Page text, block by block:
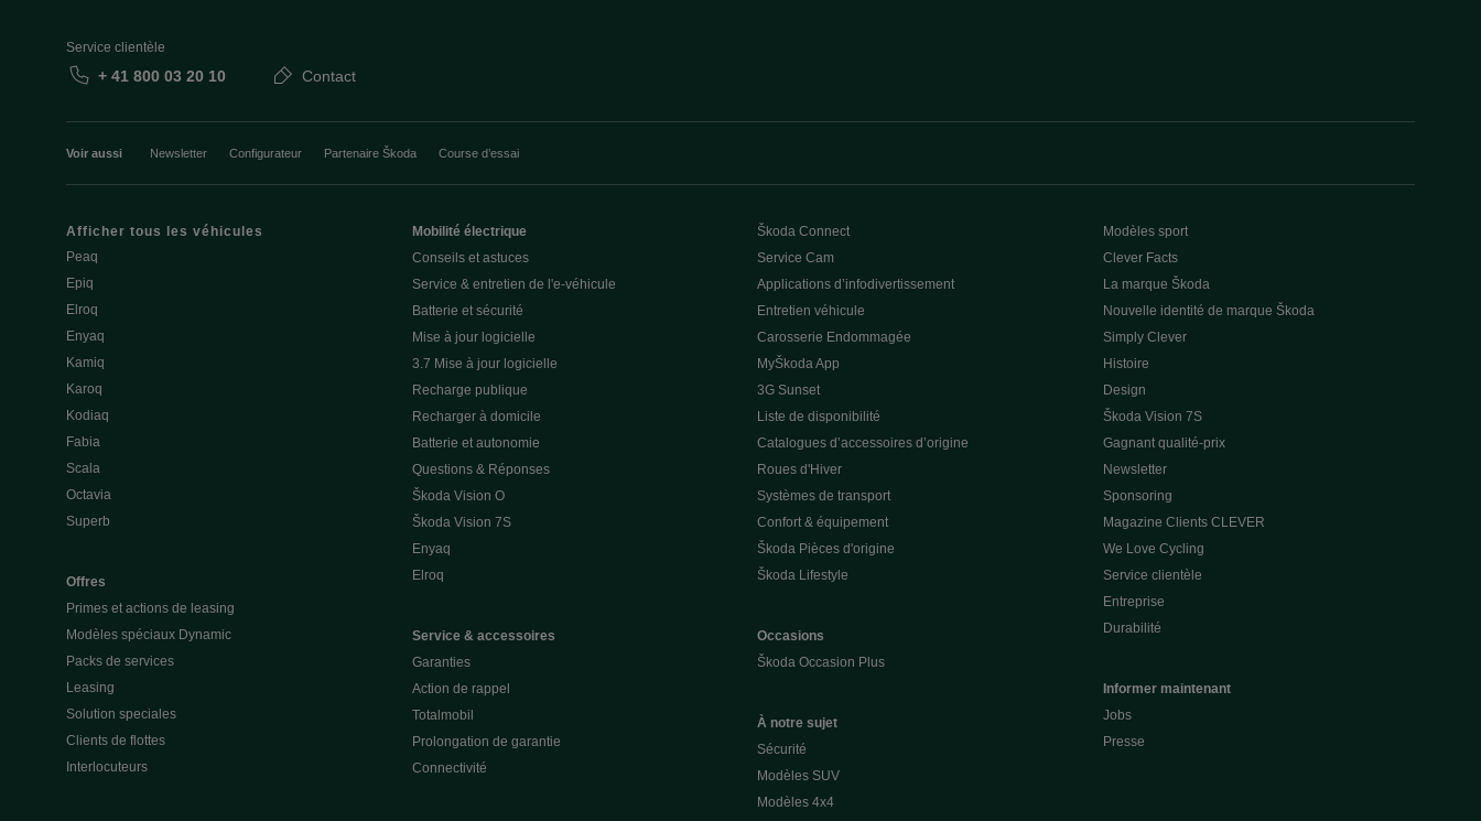
Service clientèle
+ 41 800 03 20 10 Contact
Voir aussi Newsletter Configurateur Partenaire Škoda Course d’essai
Afficher tous les véhicules
Peaq
Epiq
Elroq
Enyaq
Kamiq
Karoq
Kodiaq
Fabia
Scala
Octavia
Superb
Offres
Primes et actions de leasing
Modèles spéciaux Dynamic
Packs de services
Leasing
Solution speciales
Clients de flottes
Interlocuteurs
Mobilité électrique
Conseils et astuces
Service & entretien de l'e-véhicule
Batterie et sécurité
Mise à jour logicielle
3.7 Mise à jour logicielle
Recharge publique
Recharger à domicile
Batterie et autonomie
Questions & Réponses
Škoda Vision O
Škoda Vision 7S
Enyaq
Elroq
Service & accessoires
Garanties
Action de rappel
Totalmobil
Prolongation de garantie
Connectivité
Škoda Connect
Service Cam
Applications d’infodivertissement
Entretien véhicule
Carosserie Endommagée
MyŠkoda App
3G Sunset
Liste de disponibilité
Catalogues d’accessoires d’origine
Roues d'Hiver
Systèmes de transport
Confort & équipement
Škoda Pièces d'origine
Škoda Lifestyle
Occasions
Škoda Occasion Plus
À notre sujet
Sécurité
Modèles SUV
Modèles 4x4
Modèles sport
Clever Facts
La marque Škoda
Nouvelle identité de marque Škoda
Simply Clever
Histoire
Design
Škoda Vision 7S
Gagnant qualité-prix
Newsletter
Sponsoring
Magazine Clients CLEVER
We Love Cycling
Service clientèle
Entreprise
Durabilité
Informer maintenant
Jobs
Presse